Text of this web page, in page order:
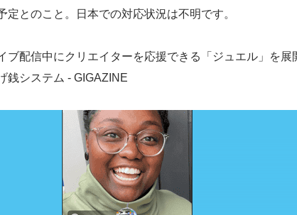
定とのこと。日本での対応状況は不明です。
ブ配信中にクリエイターを応援できる「ジュエル」を展
銭システム - GIGAZINE